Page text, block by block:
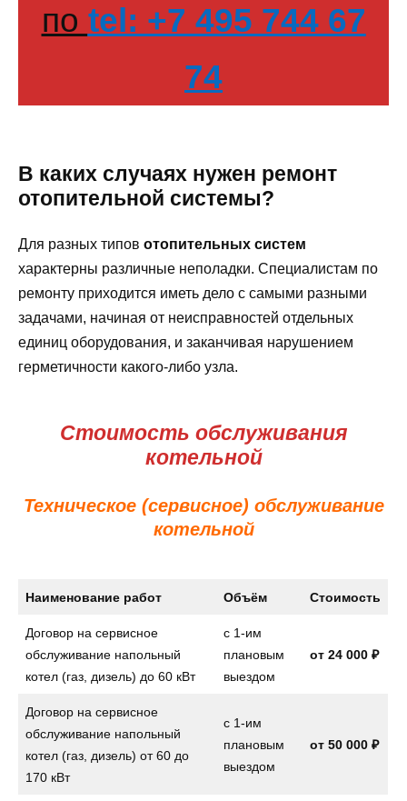
по tel: +7 495 744 67
74
В каких случаях нужен ремонт
отопительной системы?
Для разных типов отопительных систем
характерны различные неполадки. Специалистам по
ремонту приходится иметь дело с самыми разными
задачами, начиная от неисправностей отдельных
единиц оборудования, и заканчивая нарушением
герметичности какого-либо узла.
Стоимость обслуживания
котельной
Техническое (сервисное) обслуживание
котельной
Наименование работ Объём Стоимость
Договор на сервисное
обслуживание напольный
котел (газ, дизель) до 60 кВт
с 1-им
плановым
выездом
от 24 000 ₽
Договор на сервисное
обслуживание напольный
котел (газ, дизель) от 60 до
170 кВт
с 1-им
плановым
выездом
от 50 000 ₽